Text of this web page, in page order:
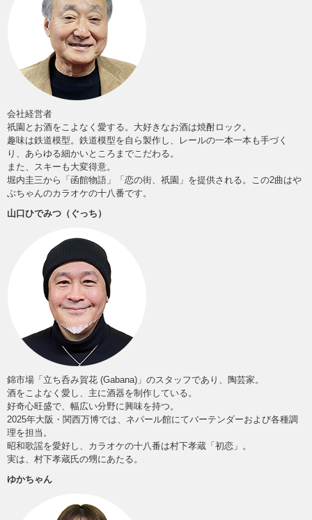
会社経営者
祇園とお酒をこよなく愛する。大好きなお酒は焼酎ロック。
趣味は鉄道模型。鉄道模型を自ら製作し、レールの一本一本も手づく
り、あらゆる細かいところまでこだわる。
また、スキーも大変得意。
堀内圭三から「函館物語」「恋の街、祇園」を提供される。この2曲はや
ぶちゃんのカラオケの十八番です。
山口ひでみつ（ぐっち）
錦市場「立ち呑み賀花 (Gabana)」のスタッフであり、陶芸家。
酒をこよなく愛し、主に酒器を制作している。
好奇心旺盛で、幅広い分野に興味を持つ。
2025年大阪・関西万博では、ネパール館にてバーテンダーおよび各種調
理を担当。
昭和歌謡を愛好し、カラオケの十八番は村下孝蔵「初恋」。
実は、村下孝蔵氏の甥にあたる。
ゆかちゃん